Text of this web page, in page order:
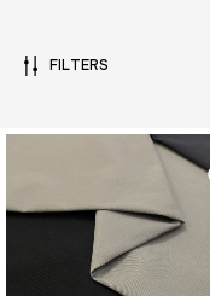
FILTERS